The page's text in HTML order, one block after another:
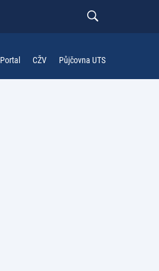
Portal CŽV Půjčovna UTS